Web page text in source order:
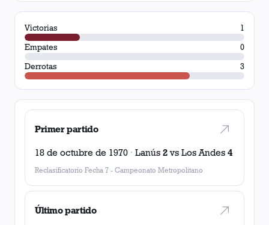
Victorias
1
Empates
0
Derrotas
3
Primer partido
18 de octubre de 1970 · Lanús 2vs Los Andes 4
Reclasificatorio Fecha 7 - Campeonato Metropolitano
Último partido